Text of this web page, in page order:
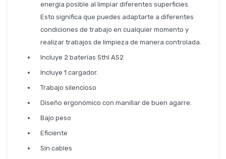
energía posible al limpiar diferentes superficies.
Esto significa que puedes adaptarte a diferentes
condiciones de trabajo en cualquier momento y
realizar trabajos de limpieza de manera controlada.
Incluye 2 baterías Sthl AS2
Incluye 1 cargador.
Trabajo silencioso
Diseño ergonómico con manillar de buen agarre.
Bajo peso
Eficiente
Sin cables